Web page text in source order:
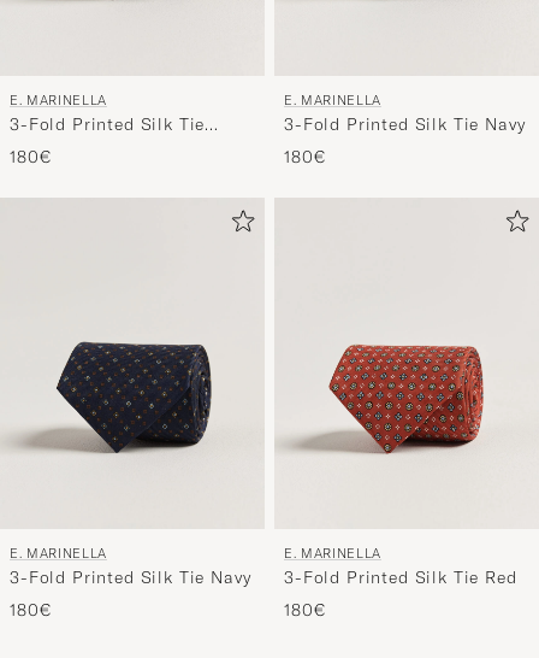
E. MARINELLA
3-Fold Printed Silk Tie
Burgundy
180€
E. MARINELLA
3-Fold Printed Silk Tie Navy
180€
E. MARINELLA
3-Fold Printed Silk Tie Navy
180€
E. MARINELLA
3-Fold Printed Silk Tie Red
180€